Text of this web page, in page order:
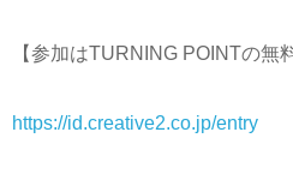
【参加はTURNING POINTの無
https://id.creative2.co.jp/entry